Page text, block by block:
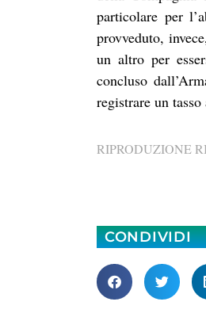
particolare per
provveduto,
un altro per
concluso
registrare un
RIPRODUZIONE
CONDIVIDI